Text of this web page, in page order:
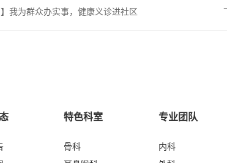
】我为群众办实事，健康义诊进社区
特色科室
骨科
专业团队
内科